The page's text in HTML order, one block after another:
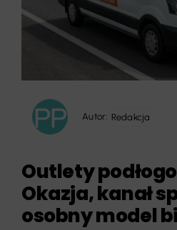
Autor: Redakcja
Outlety
Okazja, kanał
osobny model